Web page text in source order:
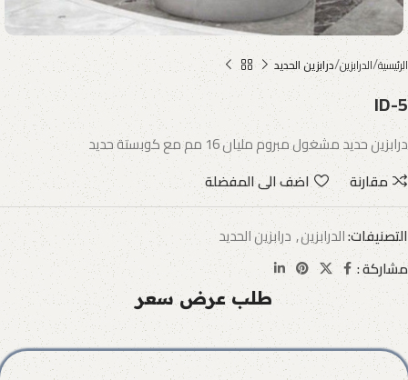
الرئيسية الدرابزين درابزين الحديد
ID-5
درابزين حديد مشغول مبروم مليان 16 مم مع كوبستة حديد
مقارنة
اضف الى المفضلة
التصنيفات:الدرابزين, درابزين الحديد
مشاركة :
طلب عرض سعر